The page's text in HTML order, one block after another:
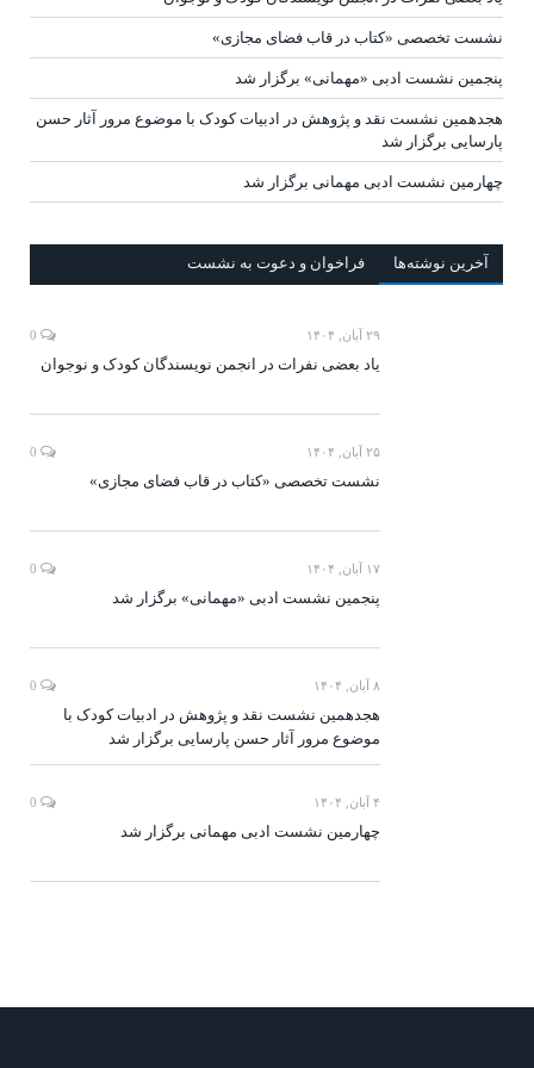
نشست تخصصی «کتاب در قاب فضای مجازی»
پنجمین نشست ادبی «مهمانی» برگزار شد
هجدهمین نشست نقد و پژوهش در ادبیات کودک با موضوع مرور آثار حسن
پارسایی برگزار شد
چهارمین نشست ادبی مهمانی برگزار شد
آخرين‌ نوشته‌ها فراخوان و دعوت به نشست
۲۹ آبان, ۱۴۰۴
یاد بعضی نفرات در انجمن نویسندگان کودک و نوجوان
۲۵ آبان, ۱۴۰۴
نشست تخصصی «کتاب در قاب فضای مجازی»
۱۷ آبان, ۱۴۰۴
پنجمین نشست ادبی «مهمانی» برگزار شد
۸ آبان, ۱۴۰۴
هجدهمین نشست نقد و پژوهش در ادبیات کودک با
موضوع مرور آثار حسن پارسایی برگزار شد
۴ آبان, ۱۴۰۴
چهارمین نشست ادبی مهمانی برگزار شد